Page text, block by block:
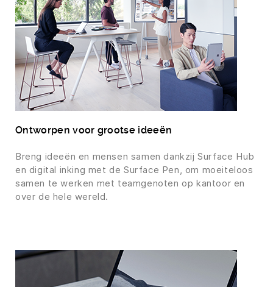
Ontworpen voor grootse ideeën
Breng ideeën en mensen samen dankzij Surface Hub
en digital inking met de Surface Pen, om moeiteloos
samen te werken met teamgenoten op kantoor en
over de hele wereld.